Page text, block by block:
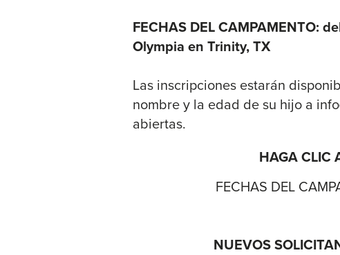
FECHAS DEL CAMPAMENTO:
Olympia en Trinity, TX
Las inscripciones estarán
nombre y la edad de su hijo a
abiertas.
HAGA CLIC
FECHAS DEL
NUEVOS